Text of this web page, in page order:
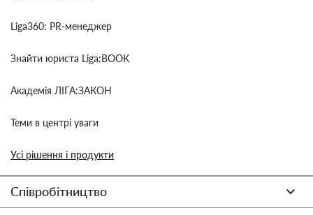
Liga360: PR-менеджер
Знайти юриста Liga:BOOK
Академія ЛІГА:ЗАКОН
Теми в центрі уваги
Усі рішення і продукти
Співробітництво